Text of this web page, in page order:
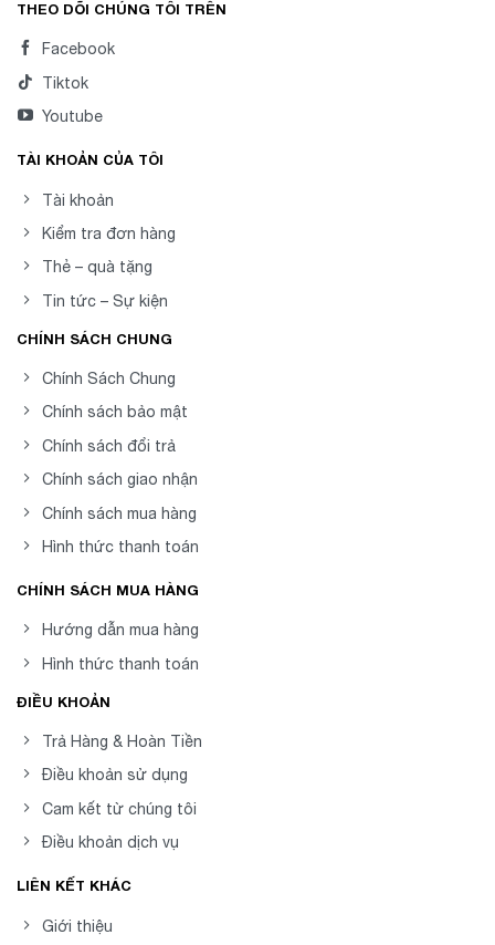
THEO DÕI CHÚNG TÔI TRÊN
Facebook
Tiktok
Youtube
TÀI KHOẢN CỦA TÔI
Tài khoản
Kiểm tra đơn hàng
Thẻ – quà tặng
Tin tức – Sự kiện
CHÍNH SÁCH CHUNG
Chính Sách Chung
Chính sách bảo mật
Chính sách đổi trả
Chính sách giao nhận
Chính sách mua hàng
Hình thức thanh toán
CHÍNH SÁCH MUA HÀNG
Hướng dẫn mua hàng
Hình thức thanh toán
ĐIỀU KHOẢN
Trả Hàng & Hoàn Tiền
Điều khoản sử dụng
Cam kết từ chúng tôi
Điều khoản dịch vụ
LIÊN KẾT KHÁC
Giới thiệu